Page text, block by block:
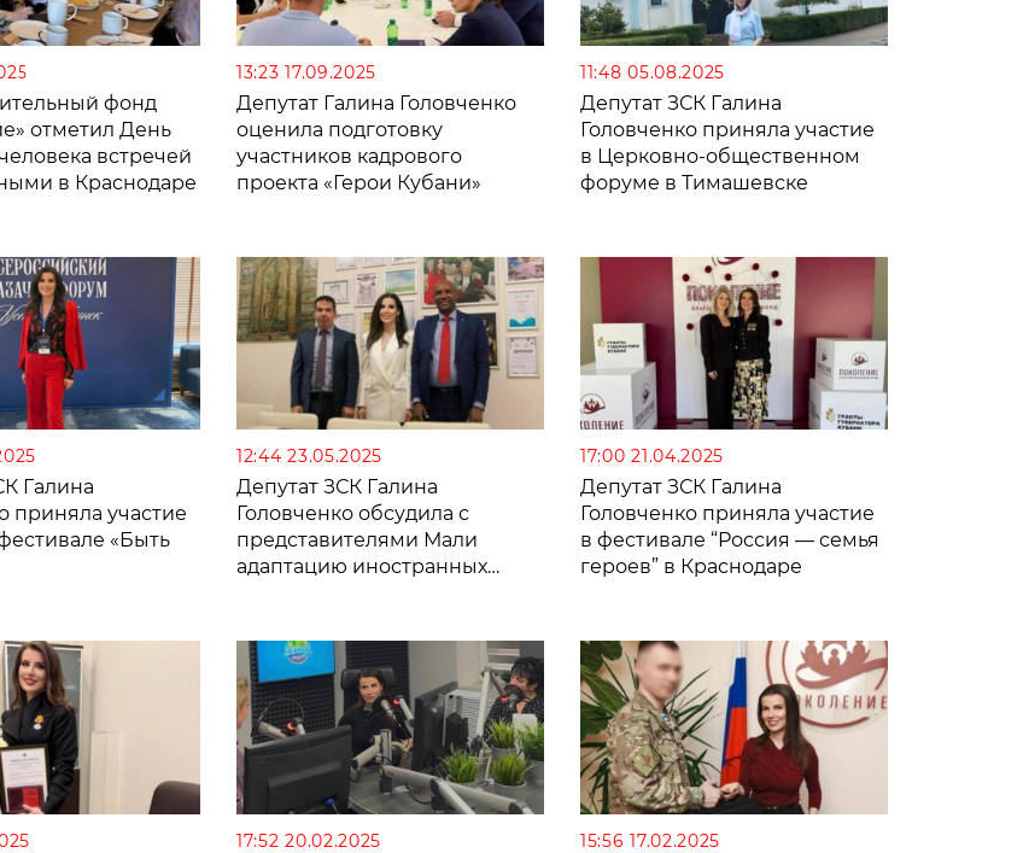
фонд
отметил День
встречей
в Краснодаре
13:23 17.09.2025
Депутат Галина Головченко
оценила подготовку
участников кадрового
проекта «Герои Кубани»
11:48 05.08.2025
Депутат ЗСК Галина
Головченко приняла участие
в Церковно-общественном
форуме в Тимашевске
Галина
приняла участие
«Быть
12:44 23.05.2025
Депутат ЗСК Галина
Головченко обсудила с
представителями Мали
адаптацию иностранных
17:00 21.04.2025
Депутат ЗСК Галина
Головченко приняла участие
в фестивале “Россия — семья
героев” в Краснодаре
17:52 20.02.2025 15:56 17.02.2025